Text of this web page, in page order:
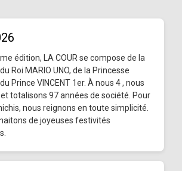
édition, LA COUR se compose de la
Roi MARIO UNO, de la Princesse
Prince VINCENT 1er. À nous 4 , nous
totalisons 97 années de société. Pour
nous reignons en toute simplicité.
de joyeuses festivités